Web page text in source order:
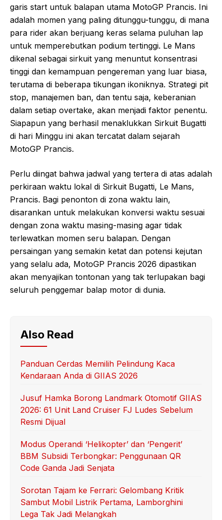
garis start untuk balapan utama MotoGP Prancis. Ini
adalah momen yang paling ditunggu-tunggu, di mana
para rider akan berjuang keras selama puluhan lap
untuk memperebutkan podium tertinggi. Le Mans
dikenal sebagai sirkuit yang menuntut konsentrasi
tinggi dan kemampuan pengereman yang luar biasa,
terutama di beberapa tikungan ikoniknya. Strategi pit
stop, manajemen ban, dan tentu saja, keberanian
dalam setiap overtake, akan menjadi faktor penentu.
Siapapun yang berhasil menaklukkan Sirkuit Bugatti
di hari Minggu ini akan tercatat dalam sejarah
MotoGP Prancis.
Perlu diingat bahwa jadwal yang tertera di atas adalah
perkiraan waktu lokal di Sirkuit Bugatti, Le Mans,
Prancis. Bagi penonton di zona waktu lain,
disarankan untuk melakukan konversi waktu sesuai
dengan zona waktu masing-masing agar tidak
terlewatkan momen seru balapan. Dengan
persaingan yang semakin ketat dan potensi kejutan
yang selalu ada, MotoGP Prancis 2026 dipastikan
akan menyajikan tontonan yang tak terlupakan bagi
seluruh penggemar balap motor di dunia.
Also Read
Panduan Cerdas Memilih Pelindung Kaca
Kendaraan Anda di GIIAS 2026
Jusuf Hamka Borong Landmark Otomotif GIIAS
2026: 61 Unit Land Cruiser FJ Ludes Sebelum
Resmi Dijual
Modus Operandi ‘Helikopter’ dan ‘Pengerit’
BBM Subsidi Terbongkar: Penggunaan QR
Code Ganda Jadi Senjata
Sorotan Tajam ke Ferrari: Gelombang Kritik
Sambut Mobil Listrik Pertama, Lamborghini
Lega Tak Jadi Melangkah